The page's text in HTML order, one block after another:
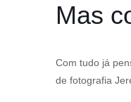
Mas
Com tudo já
de fotografia